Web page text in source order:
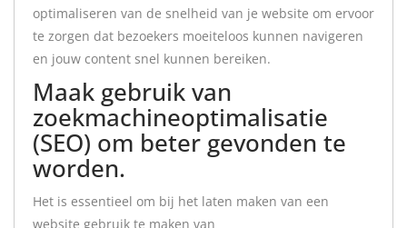
optimaliseren van de snelheid van je website om ervoor
te zorgen dat bezoekers moeiteloos kunnen navigeren
en jouw content snel kunnen bereiken.
Maak gebruik van
zoekmachineoptimalisatie
(SEO) om beter gevonden te
worden.
Het is essentieel om bij het laten maken van een
website gebruik te maken van